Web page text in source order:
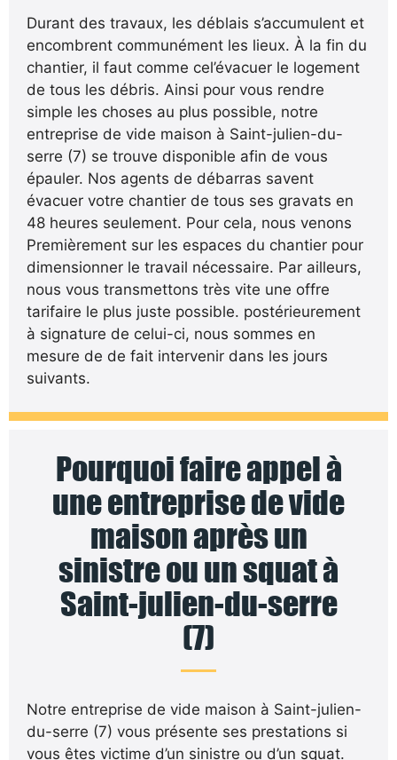
Durant des travaux, les déblais s’accumulent et
encombrent communément les lieux. À la fin du
chantier, il faut comme cel’évacuer le logement
de tous les débris. Ainsi pour vous rendre
simple les choses au plus possible, notre
entreprise de vide maison à Saint-julien-du-
serre (7) se trouve disponible afin de vous
épauler. Nos agents de débarras savent
évacuer votre chantier de tous ses gravats en
48 heures seulement. Pour cela, nous venons
Premièrement sur les espaces du chantier pour
dimensionner le travail nécessaire. Par ailleurs,
nous vous transmettons très vite une offre
tarifaire le plus juste possible. postérieurement
à signature de celui-ci, nous sommes en
mesure de de fait intervenir dans les jours
suivants.
Pourquoi faire appel à
une entreprise de vide
maison après un
sinistre ou un squat à
Saint-julien-du-serre
(7)
Notre entreprise de vide maison à Saint-julien-
du-serre (7) vous présente ses prestations si
vous êtes victime d’un sinistre ou d’un squat.